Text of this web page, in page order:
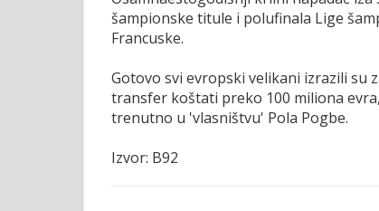
šampionske titule i polufinala Lige
Francuske.
Gotovo svi evropski velikani izrazili su
transfer koštati preko 100 miliona
trenutno u 'vlasništvu' Pola Pogbe.
Izvor: B92